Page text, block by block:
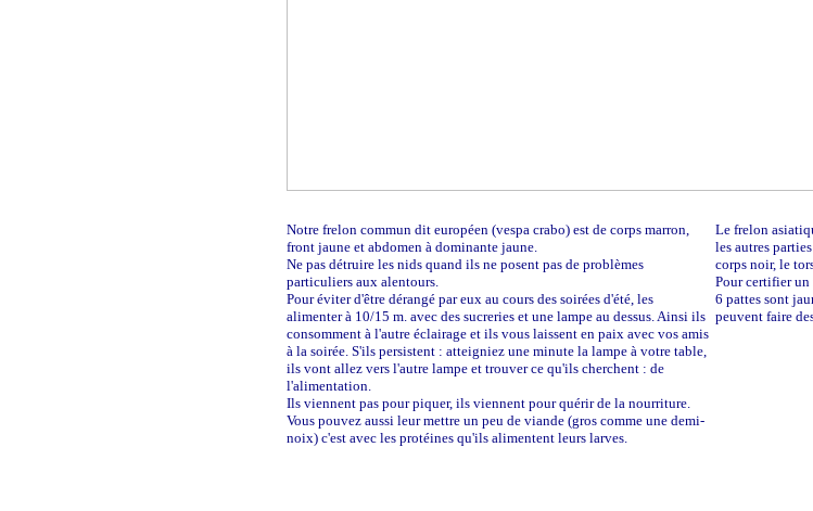
Notre frelon commun dit européen (vespa crabo) est de corps marron,
front jaune et abdomen à dominante jaune.
Ne pas détruire les nids quand ils ne posent pas de problèmes
particuliers aux alentours.
Pour éviter d'être dérangé par eux au cours des soirées d'été, les
alimenter à 10/15 m. avec des sucreries et une lampe au dessus. Ainsi ils
consomment à l'autre éclairage et ils vous laissent en paix avec vos amis
à la soirée. S'ils persistent : atteigniez une minute la lampe à votre table,
ils vont allez vers l'autre lampe et trouver ce qu'ils cherchent : de
l'alimentation.
Ils viennent pas pour piquer, ils viennent pour quérir de la nourriture.
Vous pouvez aussi leur mettre un peu de viande (gros comme une demi-
noix) c'est avec les protéines qu'ils alimentent leurs larves.
Le frelon
les autres
corps noir, le
Pour certifier un
6 pattes sont
peuvent faire